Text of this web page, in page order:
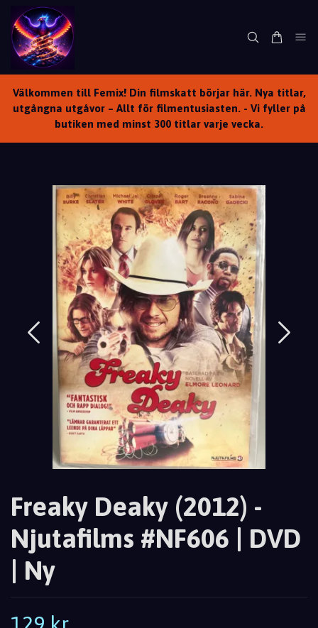
Välkommen till Femix! Din filmskatt börjar här. Nya titlar,
utgångna utgåvor – Allt för filmentusiasten. - Vi fyller på
butiken med minst 300 titlar varje vecka.
Freaky Deaky (2012) -
Njutafilms #NF606 | DVD
| Ny